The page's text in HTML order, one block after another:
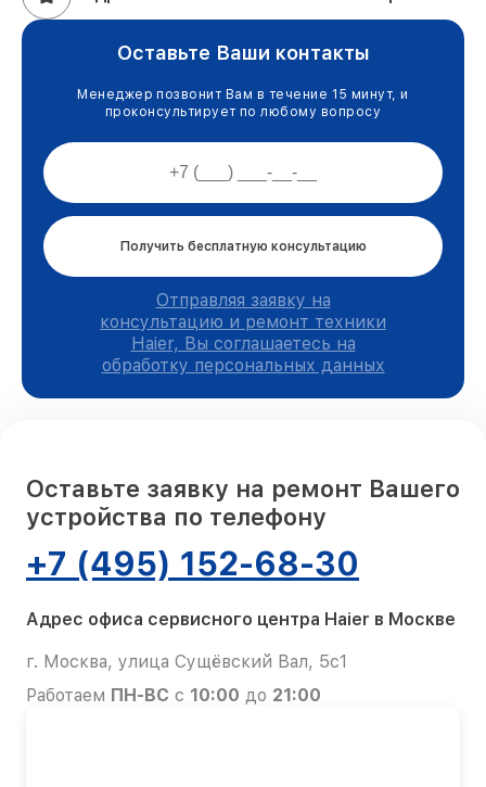
Оставьте Ваши контакты
Менеджер позвонит Вам в течение 15 минут, и
проконсультирует по любому вопросу
Получить бесплатную консультацию
Отправляя заявку на
консультацию и ремонт техники
Haier, Вы соглашаетесь на
обработку персональных данных
Оставьте заявку на ремонт Вашего
устройства по телефону
+7 (495) 152-68-30
Адрес офиса сервисного центра Haier в Москве
г. Москва, улица Сущёвский Вал, 5с1
Работаем ПН-ВС с 10:00 до 21:00